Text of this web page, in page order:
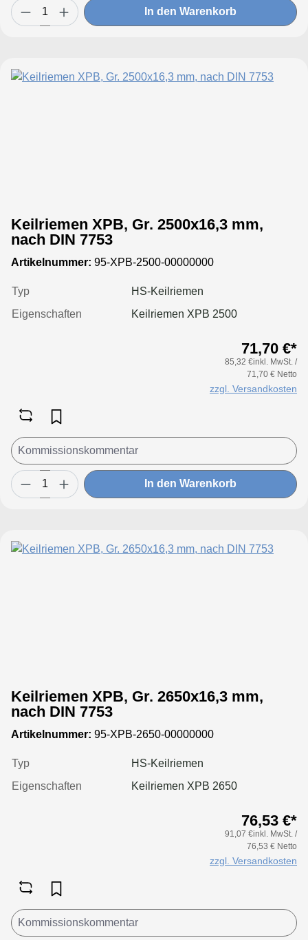
In den Warenkorb
Keilriemen XPB, Gr. 2500x16,3 mm,
nach DIN 7753
Artikelnummer: 95-XPB-2500-00000000
Typ
HS-Keilriemen
Eigenschaften
Keilriemen XPB 2500
71,70 €*
85,32 €inkl. MwSt. /
71,70 € Netto
zzgl. Versandkosten
In den Warenkorb
Keilriemen XPB, Gr. 2650x16,3 mm,
nach DIN 7753
Artikelnummer: 95-XPB-2650-00000000
Typ
HS-Keilriemen
Eigenschaften
Keilriemen XPB 2650
76,53 €*
91,07 €inkl. MwSt. /
76,53 € Netto
zzgl. Versandkosten